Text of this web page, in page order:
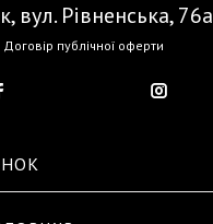
вул. Рівненська, 76а
Договір публічної оферти